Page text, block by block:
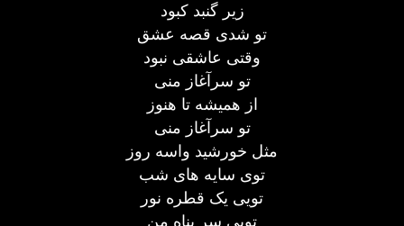
زیر گنبد کبود
تو شدی قصه عشق
وقتی عاشقی نبود
تو سرآغاز منی
از همیشه تا هنوز
تو سرآغاز منی
مثل خورشید واسه روز
توی سایه های شب
تویی یک قطره نور
تویی سر پناه من